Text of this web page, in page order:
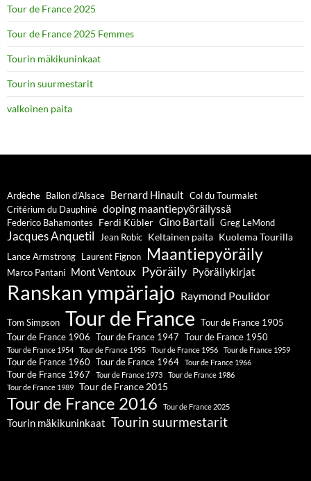
Tour de France 2025
Tour de France 2025 Femmes
Tourin mäkikuninkaat
Tourin suurmestarit
valkoinen paita
Ardèche Ballon d’Alsace Bernard Hinault Col du Tourmalet
Critérium du Dauphiné doping maantiepyöräilyssä
Federico Bahamontes Ferdi Kübler Gino Bartali Greg LeMond
Jacques Anquetil Jean Robic Keltainen paita Kuolema Tourilla
Lance Armstrong Laurent Fignon Maantiepyöräily
Marco Pantani Mont Ventoux Pyöräily Pyöräilykirjat
Ranskan ympäriajo Raymond Poulidor
Tom Simpson Tour de France Tour de France 1905
Tour de France 1906 Tour de France 1947 Tour de France 1950
Tour de France 1954 Tour de France 1955 Tour de France 1956 Tour de France 1959
Tour de France 1960 Tour de France 1964 Tour de France 1966
Tour de France 1967 Tour de France 1973
Tour de France 1986
Tour de France 1989
Tour de France 2015
Tour de France 2016 Tour de France 2025
Tourin mäkikuninkaat Tourin suurmestarit